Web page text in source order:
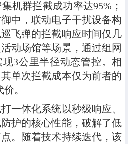
机群拦截成功率达95%；
中，联动电子干扰设备构
飞弹的拦截响应时间仅几
动场馆等场景，通过组网
3公里半径动态管控。相
单次拦截成本仅为前者的
。
一体化系统以秒级响应、
护的核心性能，破解了低
。随着技术持续迭代，该